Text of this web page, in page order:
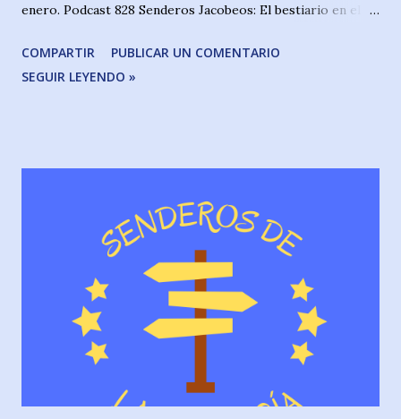
enero. Podcast 828 Senderos Jacobeos: El bestiario en el
animalario peregrino por tierras de Viana y Logroño
Miércoles, 15 de enero. Podcast 829 y 830 Senderos
España”, profesora doctora y catedrática de la Universidad
de Sevilla, doña Gloria Lora & Raúl-Fernando Gómez
Viernes, 17 de enero. Podcast 832 Senderos Jacobeos:
Adelante y Arriba. “Hay otros caminos en el Mundo”. Mario
COMPARTIR
PUBLICAR UN COMENTARIO
SEGUIR LEYENDO »